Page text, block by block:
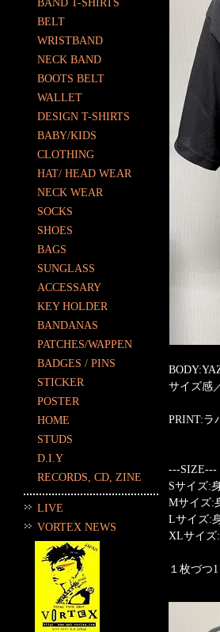
BAND T-SHIRTS
BELT
WRISTBAND
NECK BAND
BOOTS BELT
WALLET
DESIGN T-SHIRTS
BABY/KIDS
CLOTHING
HAT/ HEAD WEAR
NECK WEAR
SOCKS
SHOES
BAGS
SUNGLASS
ACCESSARY
KEY HOLDER
BANDANAS
PATCHES/WAPPEN
BADGES / PINS
STICKER
POSTER
HOME
STUDS
D.I.Y
RECORDS, CD, ZINE
LIVE
VORTEX NEWS
サイズ感
PRINT:ラ
---SIZE---
Sサイズ:
Mサイズ:
Lサイズ:
XLサイズ:
１枚づつ